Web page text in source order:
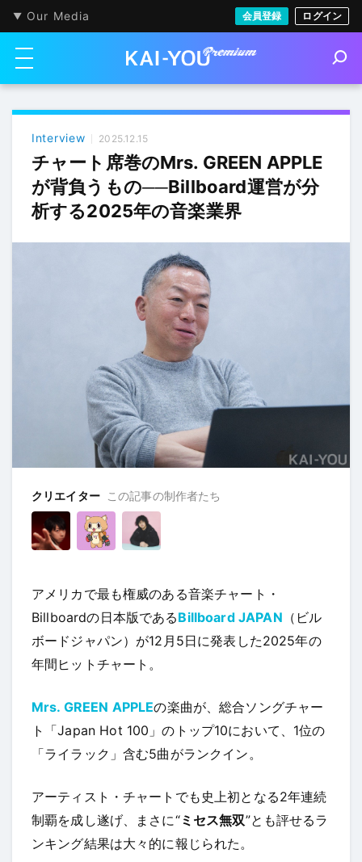
Our Media 会員登録 ログイン
メニューを開く
e
r
Interview 2025.12.15
チャート席巻のMrs. GREEN APPLE
が背負うもの──Billboard運営が分
析する2025年の音楽業界
クリエイター この記事の制作者たち
アメリカで最も権威のある音楽チャート・
Billboardの日本版であるBillboard JAPAN （ビル
ボードジャパン）が12月5日に発表した2025年の
年間ヒットチャート。
Mrs. GREEN APPLEの楽曲が、総合ソングチャー
ト「Japan Hot 100」のトップ10において、1位の
「ライラック」含む5曲がランクイン。
アーティスト・チャートでも史上初となる2年連続
制覇を成し遂げ、まさに“ミセス無双”とも評せるラ
ンキング結果は大々的に報じられた。